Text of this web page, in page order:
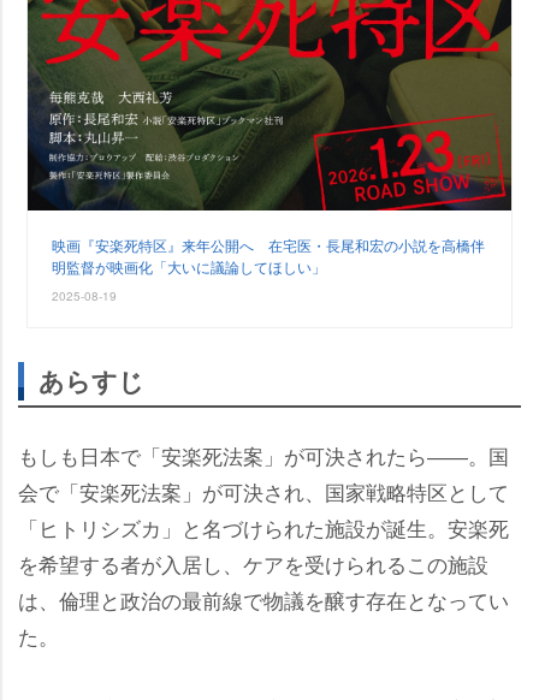
映画『安楽死特区』来年公開へ 在宅医・長尾和宏の小説を高橋伴
明監督が映画化「大いに議論してほしい」
2025-08-19
あらすじ
もしも日本で「安楽死法案」が可決されたら――。国
会で「安楽死法案」が可決され、国家戦略特区として
「ヒトリシズカ」と名づけられた施設が誕生。安楽死
を希望する者が入居し、ケアを受けられるこの施設
は、倫理と政治の最前線で物議を醸す存在となってい
た。